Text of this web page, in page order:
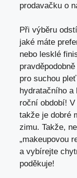
prodavačku o
Při výběru
jaké máte
nebo lesklé
pro suchou
hydratačního a
roční období!
takže je dobré
zimu. Takže,
„makeupovou
a vybírejte
poděkuje!